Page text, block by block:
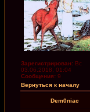
Зарегистрирован: Вс
03.06.2018, 01:04
Сообщения: 9
Вернуться к началу
Dem0niac